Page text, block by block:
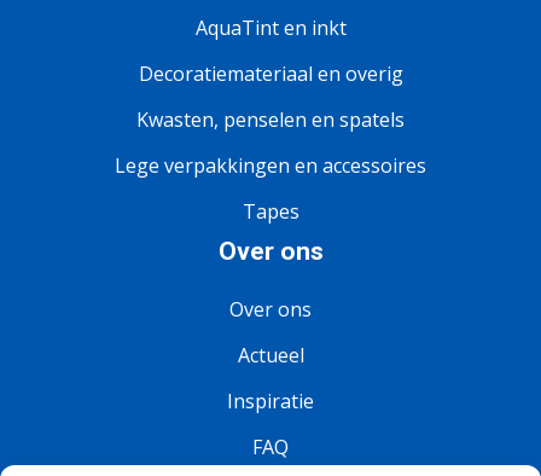
AquaTint en inkt
Decoratiemateriaal en overig
Kwasten, penselen en spatels
Lege verpakkingen en accessoires
Tapes
Over ons
Over ons
Actueel
Inspiratie
FAQ